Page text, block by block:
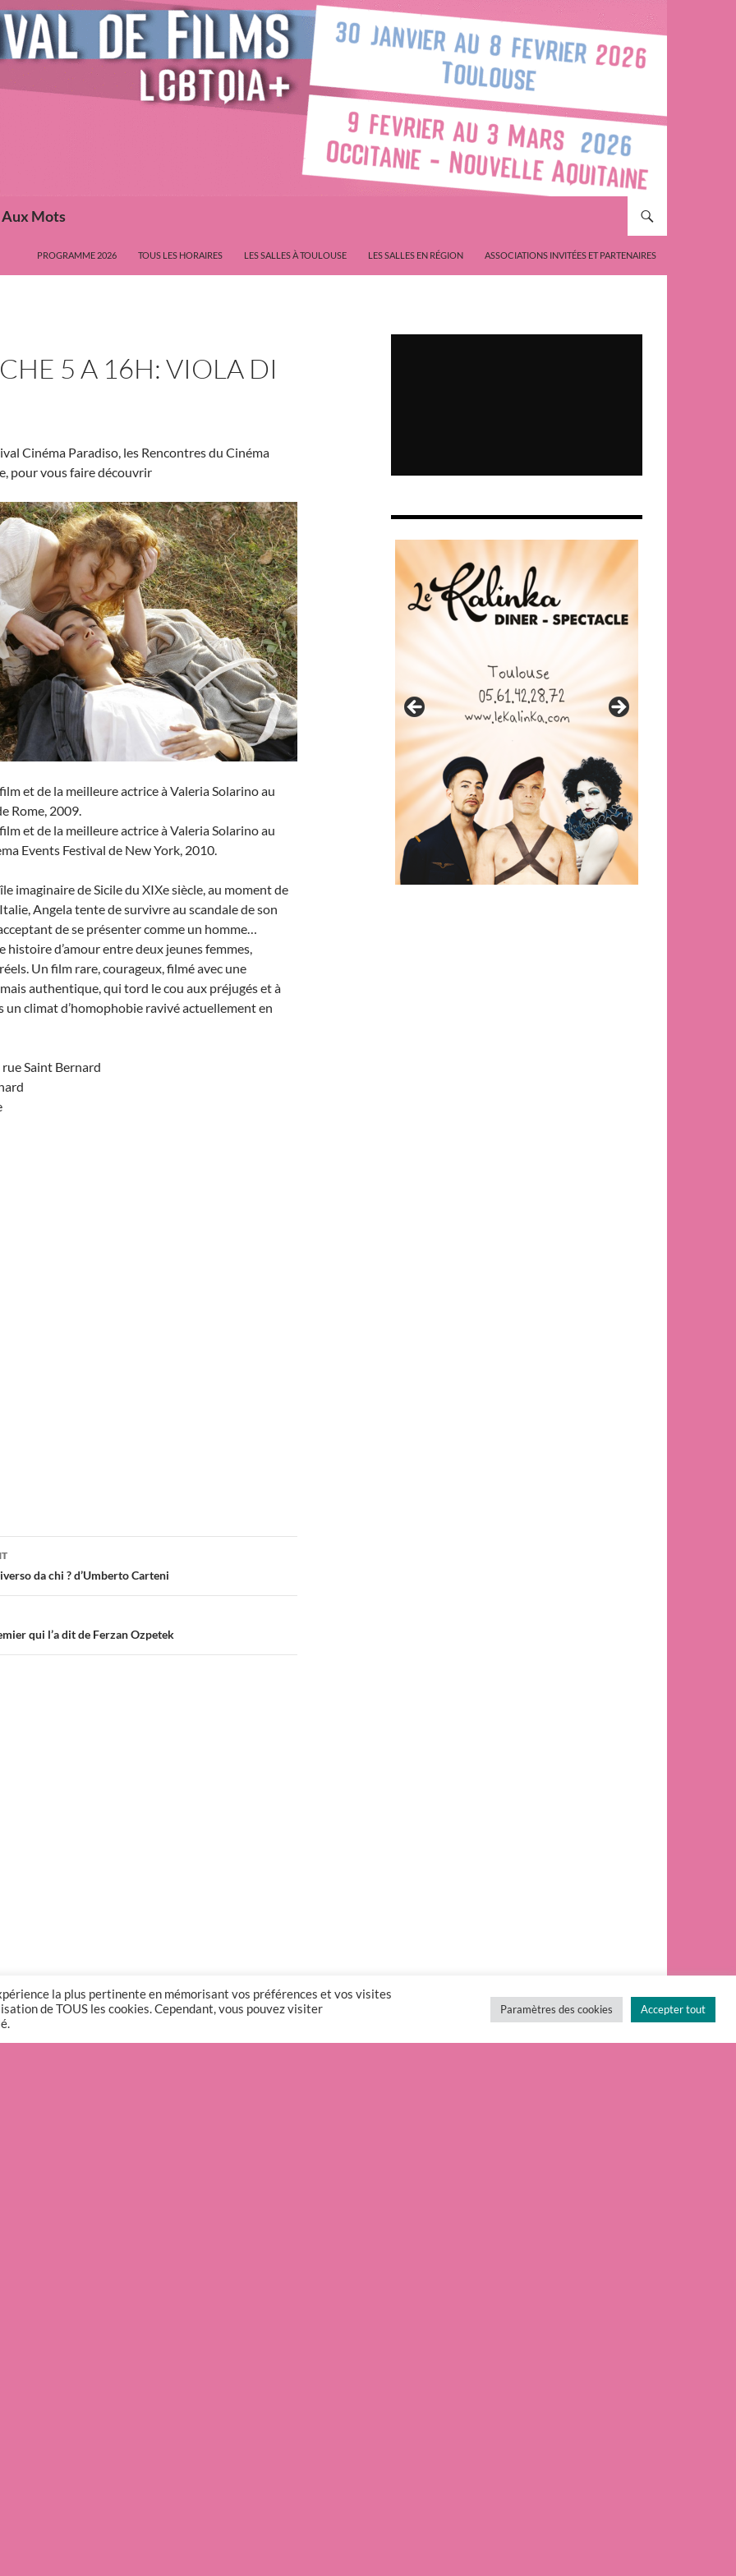
Aux Mots
PROGRAMME 2026 TOUS LES HORAIRES LES SALLES À TOULOUSE LES SALLES EN RÉGION ASSOCIATIONS INVITÉES ET PARTENAIRES
5 A 16H: VIOLA DI
Cinéma Paradiso, les Rencontres du Cinéma
pour vous faire découvrir
et de la meilleure actrice à Valeria Solarino au
Rome, 2009.
et de la meilleure actrice à Valeria Solarino au
Events Festival de New York, 2010.
imaginaire de Sicile du XIXe siècle, au moment de
Angela tente de survivre au scandale de son
de se présenter comme un homme…
histoire d’amour entre deux jeunes femmes,
Un film rare, courageux, filmé avec une
authentique, qui tord le cou aux préjugés et à
un climat d’homophobie ravivé actuellement en
Saint Bernard
da chi ? d’Umberto Carteni
qui l’a dit de Ferzan Ozpetek
la plus pertinente en mémorisant vos préférences et vos visites
de TOUS les cookies. Cependant, vous pouvez visiter
Paramètres des cookies Accepter tout